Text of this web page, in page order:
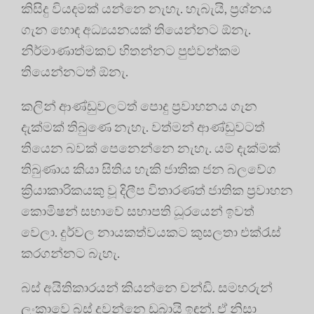
කිසිදු වියදමක් යන්නෙ නැහැ. හැබැයි, ප්‍රශ්නය
ගැන හොඳ අධ්‍යයනයක් තියෙන්නට ඕනැ.
නිර්මාණාත්මකව හිතන්නට පුළුවන්කම
තියෙන්නටත් ඕනැ.
කලින් ආණ්ඩුවලටත් පොදු ප්‍රවාහනය ගැන
දැක්මක් තිබුණෙ නැහැ. වත්මන් ආණ්ඩුවටත්
තියෙන බවක් පෙනෙන්නෙ නැහැ. යම් දැක්මක්
තිබුණාය කියා සිතිය හැකි ජාතික ජන බලවේග
ක්‍රියාකාරිකයකු වූ දිලීප විතාරණත් ජාතික ප්‍රවාහන
කොමිෂන් සභාවේ සභාපති ධූරයෙන් ඉවත්
වෙලා. දුර්වල නායකත්වයකට කුසලතා එක්රැස්
කරගන්නට බැහැ.
බස් අයිතිකාරයන් කියන්නෙ චන්ඩි. සමහරුන්
ලංකාවෙ බස් දුවන්නෙ ඩුබායි ඉඳන්. ඒ නිසා